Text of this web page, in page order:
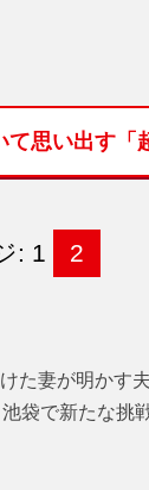
思い出す「
: 1 2
た妻が明かす
袋で新たな挑